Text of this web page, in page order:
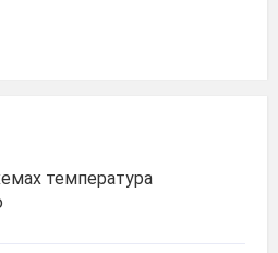
температура